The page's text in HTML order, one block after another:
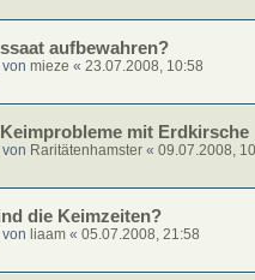
aufbewahren?
mieze « 23.07.2008, 10:58
mit Erdkirsche
Raritätenhamster « 09.07.2008,
die Keimzeiten?
liaam « 05.07.2008, 21:58